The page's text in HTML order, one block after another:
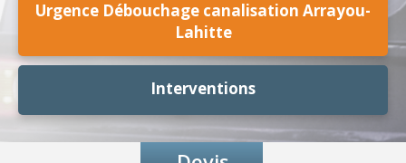
Urgence Débouchage canalisation Arrayou-
Lahitte
Interventions